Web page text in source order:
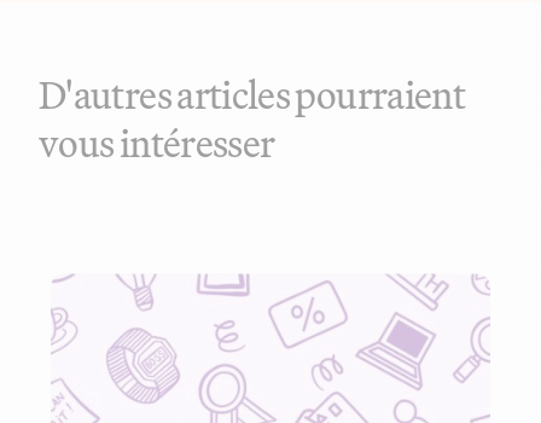
D'autres articles pourraient
vous intéresser